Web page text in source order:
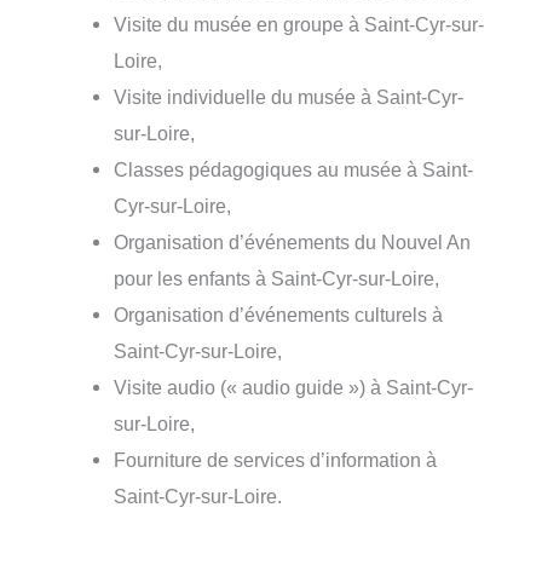
Visite du musée en groupe à Saint-Cyr-sur-
Loire,
Visite individuelle du musée à Saint-Cyr-
sur-Loire,
Classes pédagogiques au musée à Saint-
Cyr-sur-Loire,
Organisation d’événements du Nouvel An
pour les enfants à Saint-Cyr-sur-Loire,
Organisation d’événements culturels à
Saint-Cyr-sur-Loire,
Visite audio (« audio guide ») à Saint-Cyr-
sur-Loire,
Fourniture de services d’information à
Saint-Cyr-sur-Loire.